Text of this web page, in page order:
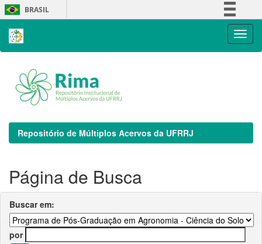
Skip
navigation
BRASIL
Repositório de Múltiplos Acervos da UFRRJ
Página de Busca
Buscar em:
por